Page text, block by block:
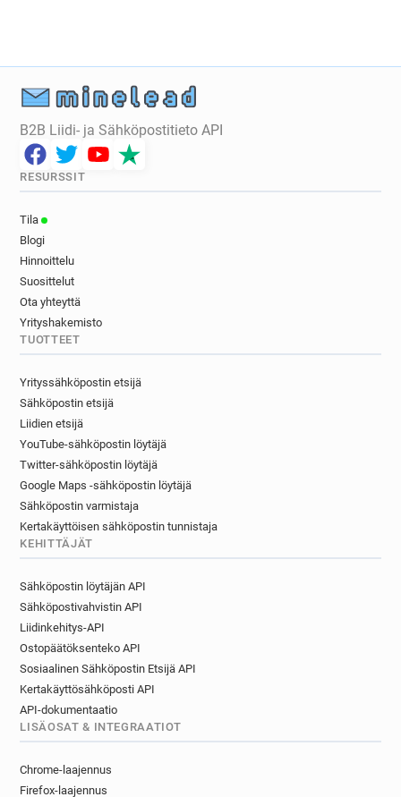
B2B Liidi- ja Sähköpostitieto API
RESURSSIT
Tila
Blogi
Hinnoittelu
Suosittelut
Ota yhteyttä
Yrityshakemisto
TUOTTEET
Yrityssähköpostin etsijä
Sähköpostin etsijä
Liidien etsijä
YouTube-sähköpostin löytäjä
Twitter-sähköpostin löytäjä
Google Maps -sähköpostin löytäjä
Sähköpostin varmistaja
Kertakäyttöisen sähköpostin tunnistaja
KEHITTÄJÄT
Sähköpostin löytäjän API
Sähköpostivahvistin API
Liidinkehitys-API
Ostopäätöksenteko API
Sosiaalinen Sähköpostin Etsijä API
Kertakäyttösähköposti API
API-dokumentaatio
LISÄOSAT & INTEGRAATIOT
Chrome-laajennus
Firefox-laajennus